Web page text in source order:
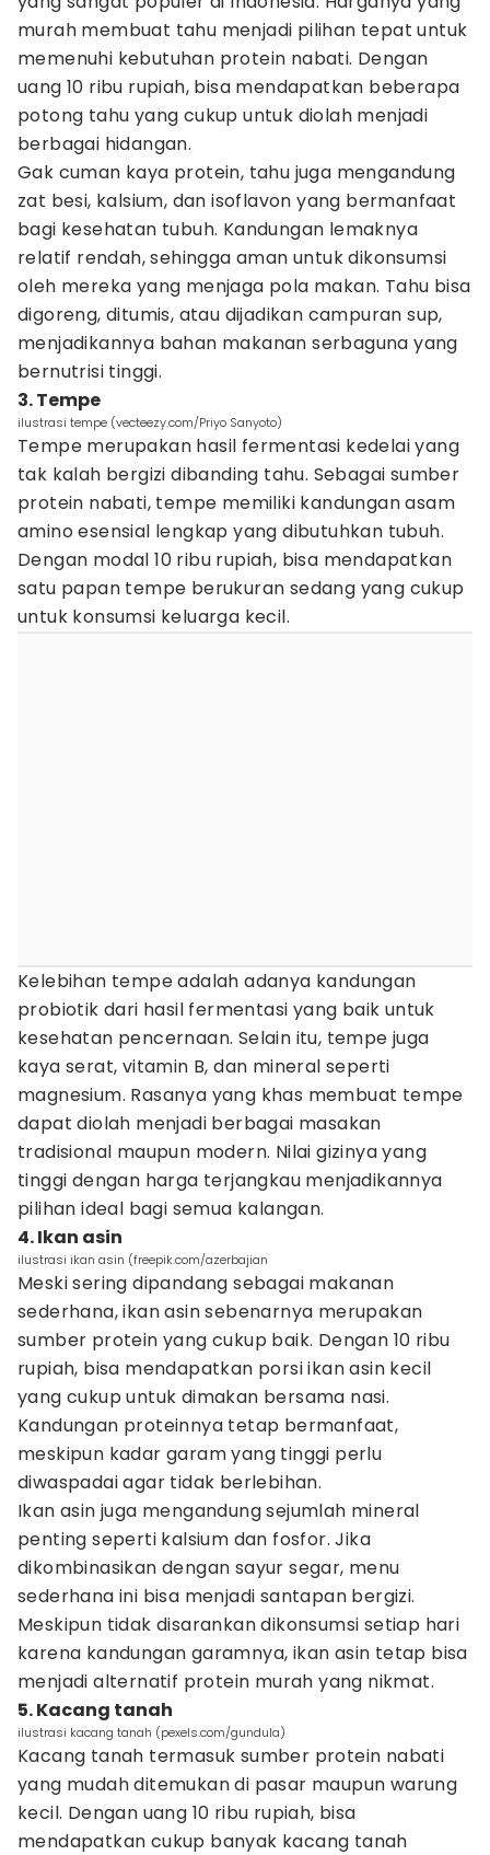
murah membuat tahu menjadi pilihan tepat untuk
memenuhi kebutuhan protein nabati. Dengan
uang 10 ribu rupiah, bisa mendapatkan beberapa
potong tahu yang cukup untuk diolah menjadi
berbagai hidangan.
Gak cuman kaya protein, tahu juga mengandung
zat besi, kalsium, dan isoflavon yang bermanfaat
bagi kesehatan tubuh. Kandungan lemaknya
relatif rendah, sehingga aman untuk dikonsumsi
oleh mereka yang menjaga pola makan. Tahu bisa
digoreng, ditumis, atau dijadikan campuran sup,
menjadikannya bahan makanan serbaguna yang
bernutrisi tinggi.
3. Tempe
ilustrasi tempe (vecteezy.com/Priyo Sanyoto)
Tempe merupakan hasil fermentasi kedelai yang
tak kalah bergizi dibanding tahu. Sebagai sumber
protein nabati, tempe memiliki kandungan asam
amino esensial lengkap yang dibutuhkan tubuh.
Dengan modal 10 ribu rupiah, bisa mendapatkan
satu papan tempe berukuran sedang yang cukup
untuk konsumsi keluarga kecil.
Kelebihan tempe adalah adanya kandungan
probiotik dari hasil fermentasi yang baik untuk
kesehatan pencernaan. Selain itu, tempe juga
kaya serat, vitamin B, dan mineral seperti
magnesium. Rasanya yang khas membuat tempe
dapat diolah menjadi berbagai masakan
tradisional maupun modern. Nilai gizinya yang
tinggi dengan harga terjangkau menjadikannya
pilihan ideal bagi semua kalangan.
4. Ikan asin
ilustrasi ikan asin (freepik.com/azerbajian
Meski sering dipandang sebagai makanan
sederhana, ikan asin sebenarnya merupakan
sumber protein yang cukup baik. Dengan 10 ribu
rupiah, bisa mendapatkan porsi ikan asin kecil
yang cukup untuk dimakan bersama nasi.
Kandungan proteinnya tetap bermanfaat,
meskipun kadar garam yang tinggi perlu
diwaspadai agar tidak berlebihan.
Ikan asin juga mengandung sejumlah mineral
penting seperti kalsium dan fosfor. Jika
dikombinasikan dengan sayur segar, menu
sederhana ini bisa menjadi santapan bergizi.
Meskipun tidak disarankan dikonsumsi setiap hari
karena kandungan garamnya, ikan asin tetap bisa
menjadi alternatif protein murah yang nikmat.
5. Kacang tanah
ilustrasi kacang tanah (pexels.com/gundula)
Kacang tanah termasuk sumber protein nabati
yang mudah ditemukan di pasar maupun warung
kecil. Dengan uang 10 ribu rupiah, bisa
mendapatkan cukup banyak kacang tanah